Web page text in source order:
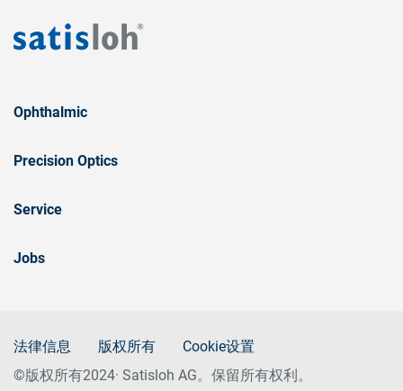
Ophthalmic
Precision Optics
Service
Jobs
法律信息 版权所有
Cookie设置
©版权所有2024· Satisloh AG。保留所有权利。